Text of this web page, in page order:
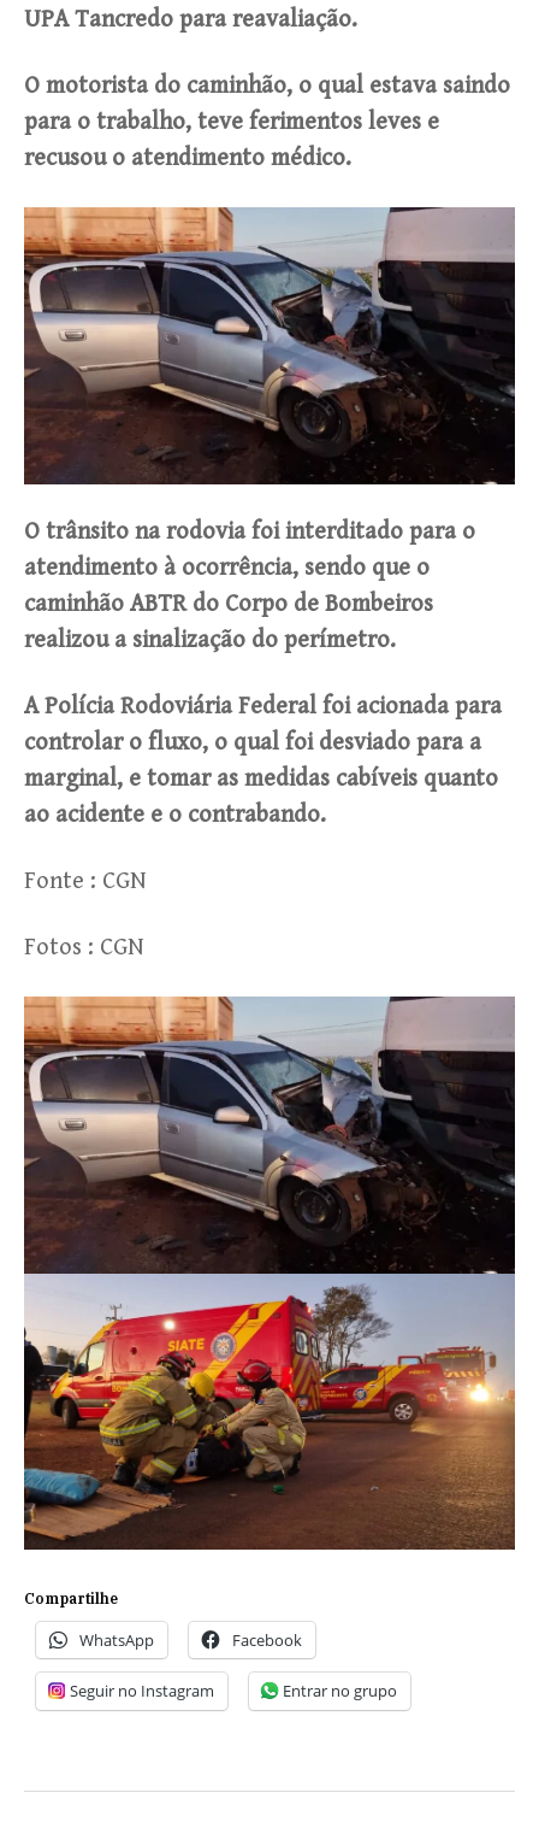
UPA Tancredo para reavaliação.
O motorista do caminhão, o qual estava saindo
para o trabalho, teve ferimentos leves e
recusou o atendimento médico.
O trânsito na rodovia foi interditado para o
atendimento à ocorrência, sendo que o
caminhão ABTR do Corpo de Bombeiros
realizou a sinalização do perímetro.
A Polícia Rodoviária Federal foi acionada para
controlar o fluxo, o qual foi desviado para a
marginal, e tomar as medidas cabíveis quanto
ao acidente e o contrabando.
Fonte : CGN
Fotos : CGN
Compartilhe
WhatsApp Facebook
Seguir no Instagram Entrar no grupo